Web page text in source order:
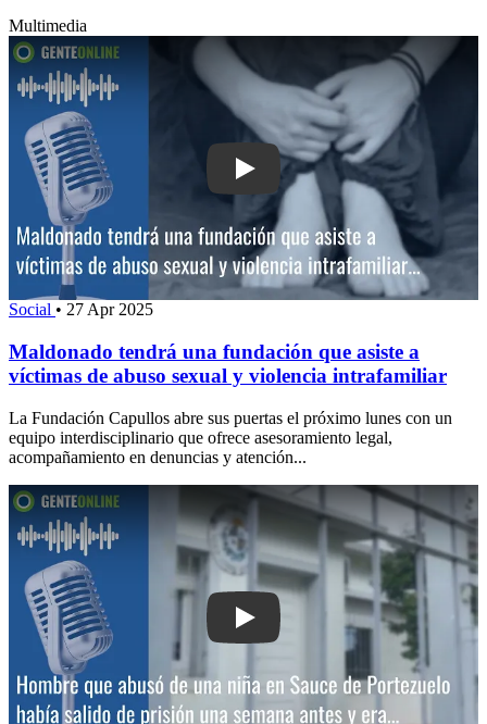
Multimedia
Play: Maldonado tendrá una
Social • 27 Apr 2025
Maldonado tendrá una fundación que asiste a
víctimas de abuso sexual y violencia intrafamiliar
La Fundación Capullos abre sus puertas el próximo lunes con un
equipo interdisciplinario que ofrece asesoramiento legal,
acompañamiento en denuncias y atención...
Play: Hombre que abusó de una niña